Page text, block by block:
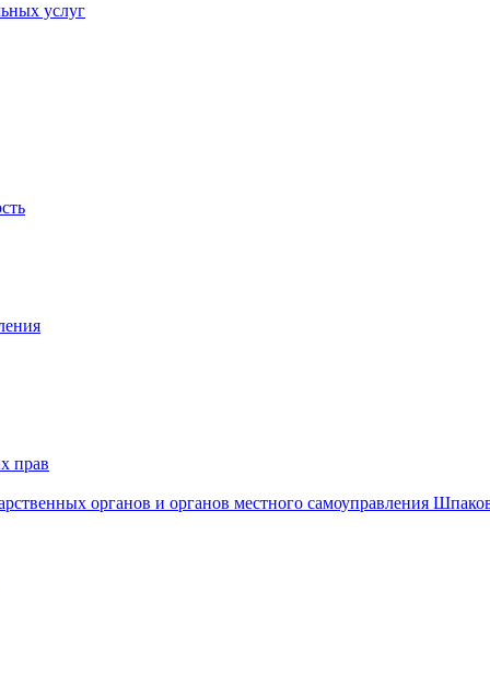
услуг
прав
органов и органов местного самоуправления